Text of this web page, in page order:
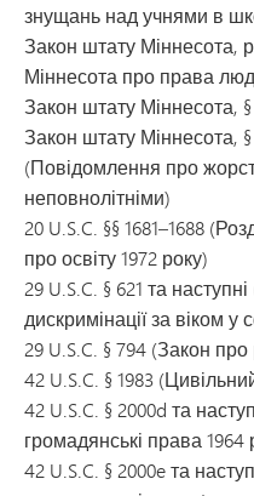
знущань над учнями в
Закон штату Міннесота,
Міннесота про права
Закон штату Міннесота,
Закон штату Міннесота, §
(Повідомлення про
неповнолітніми)
20 U.S.C. §§ 1681–1688
про освіту 1972 року)
29 U.S.C. § 621 та
дискримінації за віком у
29 U.S.C. § 794 (Закон про
42 U.S.C. § 1983
42 U.S.C. § 2000d та
громадянські права 1964
42 U.S.C. § 2000e та